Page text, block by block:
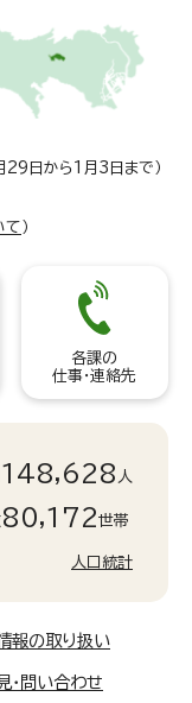
29日から1月3日まで）
て ）
各課の
仕事・連絡先
148,628 人
80,172世帯
人口統計
報の取り扱い
・問い合わせ